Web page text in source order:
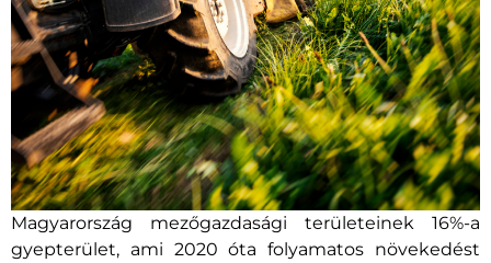
Magyarország mezőgazdasági területeinek 16%-a
gyepterület, ami 2020 óta folyamatos növekedést